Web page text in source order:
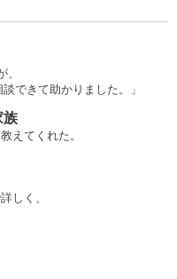
できて助かりました。」
族
えてくれた。
しく、